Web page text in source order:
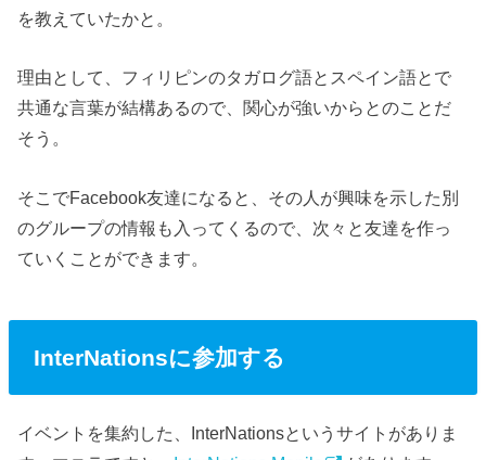
を教えていたかと。
理由として、フィリピンのタガログ語とスペイン語とで
共通な言葉が結構あるので、関心が強いからとのことだ
そう。
そこでFacebook友達になると、その人が興味を示した別
のグループの情報も入ってくるので、次々と友達を作っ
ていくことができます。
InterNationsに参加する
イベントを集約した、InterNationsというサイトがありま